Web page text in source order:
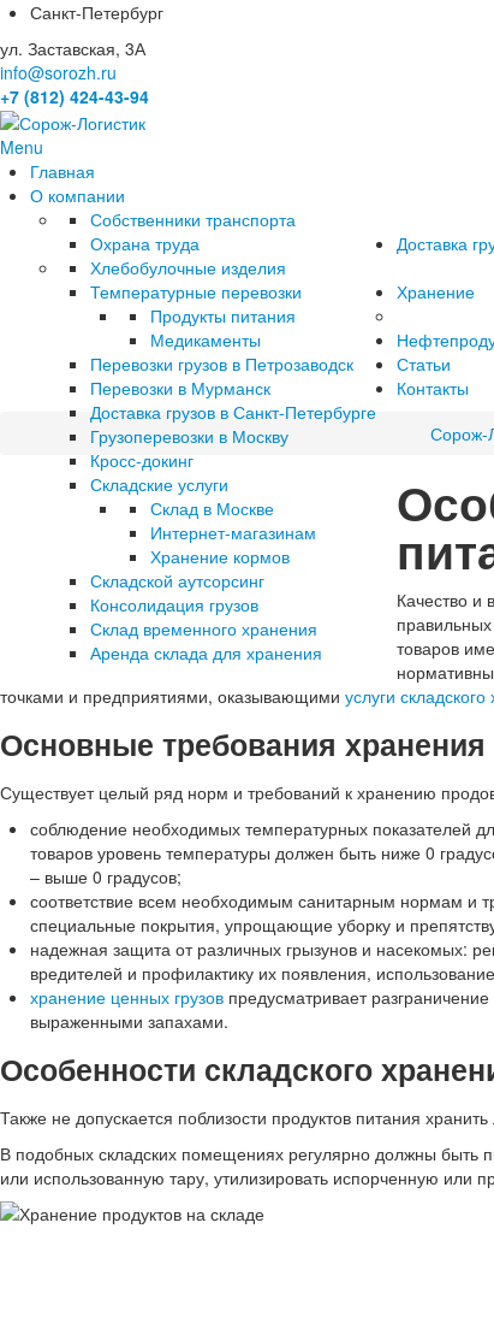
Санкт-Петербург
ул. Заставская, 3А
info@sorozh.ru
+7 (812) 424-43-94
Menu
Главная
О компании
Собственники транспорта
Охрана труда
Доставка
Хлебобулочные изделия
Температурные перевозки
Продукты питания
Медикаменты
Перевозки грузов в Петрозаводск
Перевозки в Мурманск
Доставка грузов в Санкт-Петербурге
Грузоперевозки в Москву
Хранение
Кросс-докинг
Складские услуги
Склад в Москве
Интернет-магазинам
Хранение кормов
Складской аутсорсинг
Консолидация грузов
Склад временного хранения
Аренда склада для хранения
Статьи
Контакты
Сорож-
Качество и
товаров
точками и предприятиями, оказывающими услуги
Основные требования хранения
Существует целый ряд норм и требований к хранению
соблюдение необходимых температурных показателей
товаров уровень температуры должен быть ниже 0
– выше 0 градусов;
соответствие всем необходимым санитарным нормам и
специальные покрытия, упрощающие уборку и
надежная защита от различных грызунов и насекомых:
вредителей и профилактику их появления,
хранение ценных грузов предусматривает
выраженными запахами.
Особенности складского
Также не допускается поблизости продуктов питания
В подобных складских помещениях регулярно должны быть
или использованную тару, утилизировать испорченную или